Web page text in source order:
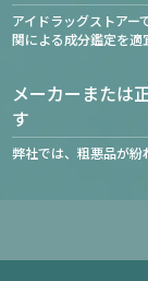
アイドラッグストアー
関による成分鑑定を適
メーカーまたは
す
弊社では、粗悪品が紛